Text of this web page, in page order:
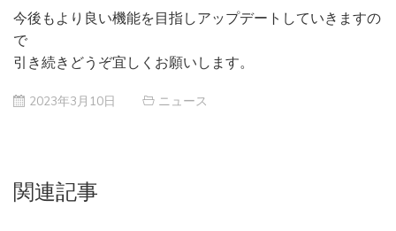
今後もより良い機能を目指しアップデートしていきますの
で
引き続きどうぞ宜しくお願いします。
2023年3月10日 ニュース
関連記事